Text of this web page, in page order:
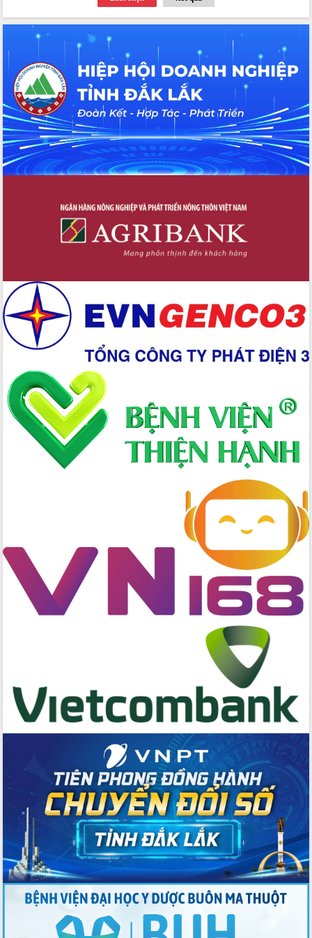
du khách thông qua Hệ thống cơ sở dữ
liệu và Bản đồ số
Tập huấn ứng dụng trí tuệ nhân tạo (AI)
trong thương mại điện tử năm 2026
Đoàn đại biểu Quốc hội tỉnh Đắk Lắk
trao đổi thông tin trước Kỳ họp thứ
nhất, Quốc hội khóa XVI
Quyết liệt cải cách hành chính, khơi
thông nguồn lực phát triển
Nâng cao hiệu lực, hiệu quả HĐND
tỉnh thông qua hiện đại hóa hành chính
Xã Ea Phê gắn cải cách hành chính với
Phó Chủ tịch Thường trực UBND tỉnh
Hồ Thị Nguyên Thảo làm việc tại Trung
tâm Phục vụ hành chính công xã Ea
hành cùng nông dân dân, doanh nghiệp
Giai đoạn 2026-2030, Đắk Lắk phấn
đấu có 77% xã đạt chuẩn nông thôn
Chuyển đổi số 'mở đường' cho nông
nghiệp Đắk Lắk tăng trưởng bứt phá
Triển khai đồng bộ đo đạc, lập hồ sơ
địa chính, hoàn thiện cơ sở dữ liệu đất
đai
Ứng dụng sinh trắc học - Bước tiến
trong hành trình chuyển đổi số tại Đắk
Đắk Lắk nâng cao hiệu quả công tác
chuyển đổi số cho cán bộ, công chức
cấp xã
Đắk Lắk phát động hưởng ứng Ngày
Quyền của người tiêu dùng Việt Nam
Lương Văn Chánh năm 2026
Phó Bí thư Tỉnh ủy Đắk Lắk Đỗ Hữu
Huy giữ chức Bí thư Đảng ủy Ủy Ban
Bệnh án điện tử thúc đẩy chuyển đổi
số y tế tại Đắk Lắk
Chuyển đổi số thư viện: Mở rộng
không gian tri thức trong thời đại số
Đánh giá, rút kinh nghiệm công tác tổ
chức diễn tập trước ngày bầu cử
Chương trình “Gặp gỡ hữu nghị –
Friendship Meeting New Year 2026”
Bầu cử Quốc hội và HĐND: Cử tri Đắk
Lắk gửi gắm niềm tin, kỳ vọng vào lá
Đắk Lắk sẵn sàng các điều kiện cho